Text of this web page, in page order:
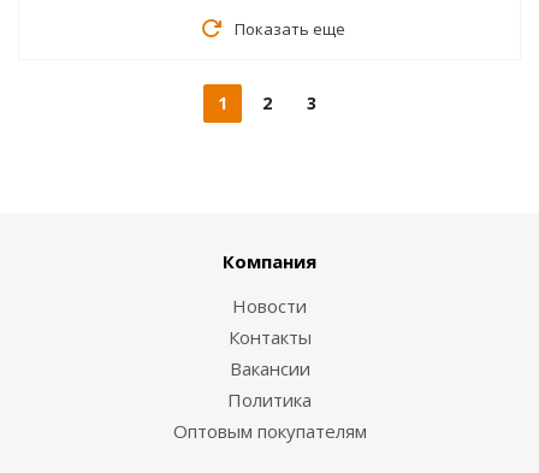
Показать еще
1 2 3
Компания
Новости
Контакты
Вакансии
Политика
Оптовым покупателям